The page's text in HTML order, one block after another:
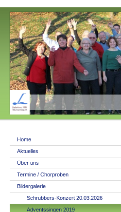
Home
Aktuelles
Über uns
Termine / Chorproben
Bildergalerie
Schrubbers-Konzert 20.03.2026
Adventssingen 2019